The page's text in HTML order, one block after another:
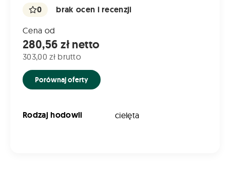
0 brak ocen i recenzji
Cena od
280,56 zł netto
303,00 zł brutto
Porównaj oferty
Rodzaj hodowli cielęta